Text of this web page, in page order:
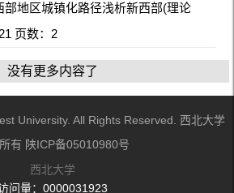
地区城镇化路径浅析新西部(理论
页数：2
没有更多内容了
University. All Rights Reserved. 西北大学
有 陕ICP备05010980号
西北大学
问量： 0000031923